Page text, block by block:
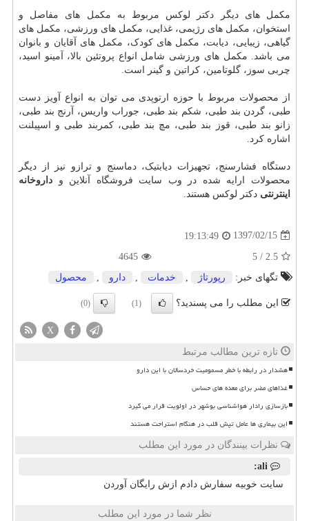
مکمل های دیگر دکتر لوکس مربوط به مکمل های مفاصل و
استخوان، مکمل های رژیمی، غذایی، مکمل های ورزشی، مکمل های
گیاهی، زیبایی، دیابت، مکمل های کودک، مکمل های آقایان و بانوان
می باشد. مکمل های ورزشی شامل انواع پروتئین بالا، آمینو اسید،
چربی سوز، گلوتامین، کراتین و گینر است.
از محصولات مربوط با حوزه ارتوپدی می توان به انواع آویز دست
طبی، گردن بند طبی، شکم بند طبی، جوراب واریس، آرنج بند طبی،
زانو بند طبی، قوز بند طبی، مچ بند طبی، کمربند طبی و اسپیلنت
اشاره کرد.
دستگاه فشارسنج، تجهیزات دیابتیک، دماسنج و ترازو نیز از دیگر
محصولات ارایه شده در وب سایت فروشگاه آنلاین و داروخانه
اینترنتی دکتر لوکس هستند.
1397/02/15
19:13:49
2.5
/
5
4645
تگهای خبر:
رپورتاژ خدمات دارو محصول
این مطلب را می پسندید؟ (1)
(0)
X
تازه ترین مطالب مرتبط
هشدار در رابطه با خطر مسمومیت خردسالان با این دارو
غذاهای مضر برای معده های حساس
بازسازی رادار هواشناسی بوشهر در اولویت قرار می گیرد
این بیماری ها عامل تپش قلب در هنگام استراحت هستند
نظرات بینندگان در مورد این مطلب
ali:
سایت خوبیه سفارش دادم ازش رایگان آوردن
نظر شما در مورد این مطلب